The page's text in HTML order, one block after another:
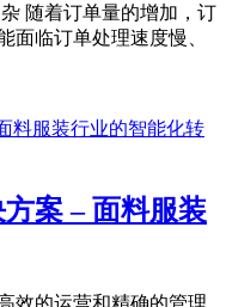
随着订单量的增加，订
面临订单处理速度慢、
案 – 面料服装